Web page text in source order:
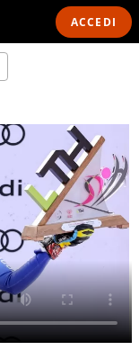
ACCEDI